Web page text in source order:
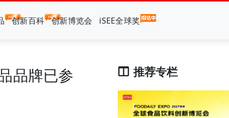
创新百科 创新博览会 iSEE全球奖
品牌已参
推荐专栏